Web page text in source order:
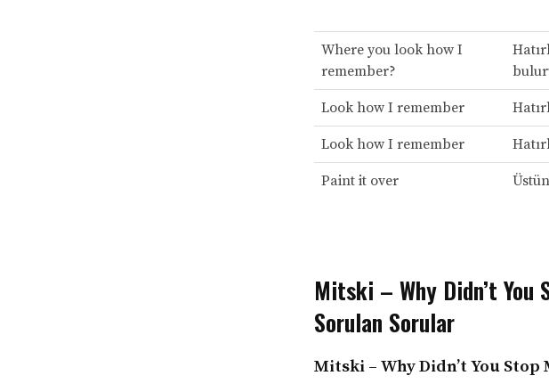
Where you look how I
remember?
Look how I remember
Look how I remember
Paint it over
Mitski – Why Didn’t You
Sorulan Sorular
Mitski – Why Didn’t You Stop